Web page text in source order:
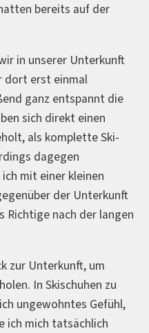
bereits auf der
in unserer Unterkunft
dort erst einmal
ganz entspannt die
sich direkt einen
als komplette Ski-
dagegen
mit einer kleinen
der Unterkunft
Richtige nach der langen
zur Unterkunft, um
In Skischuhen zu
ungewohntes Gefühl,
ich mich tatsächlich